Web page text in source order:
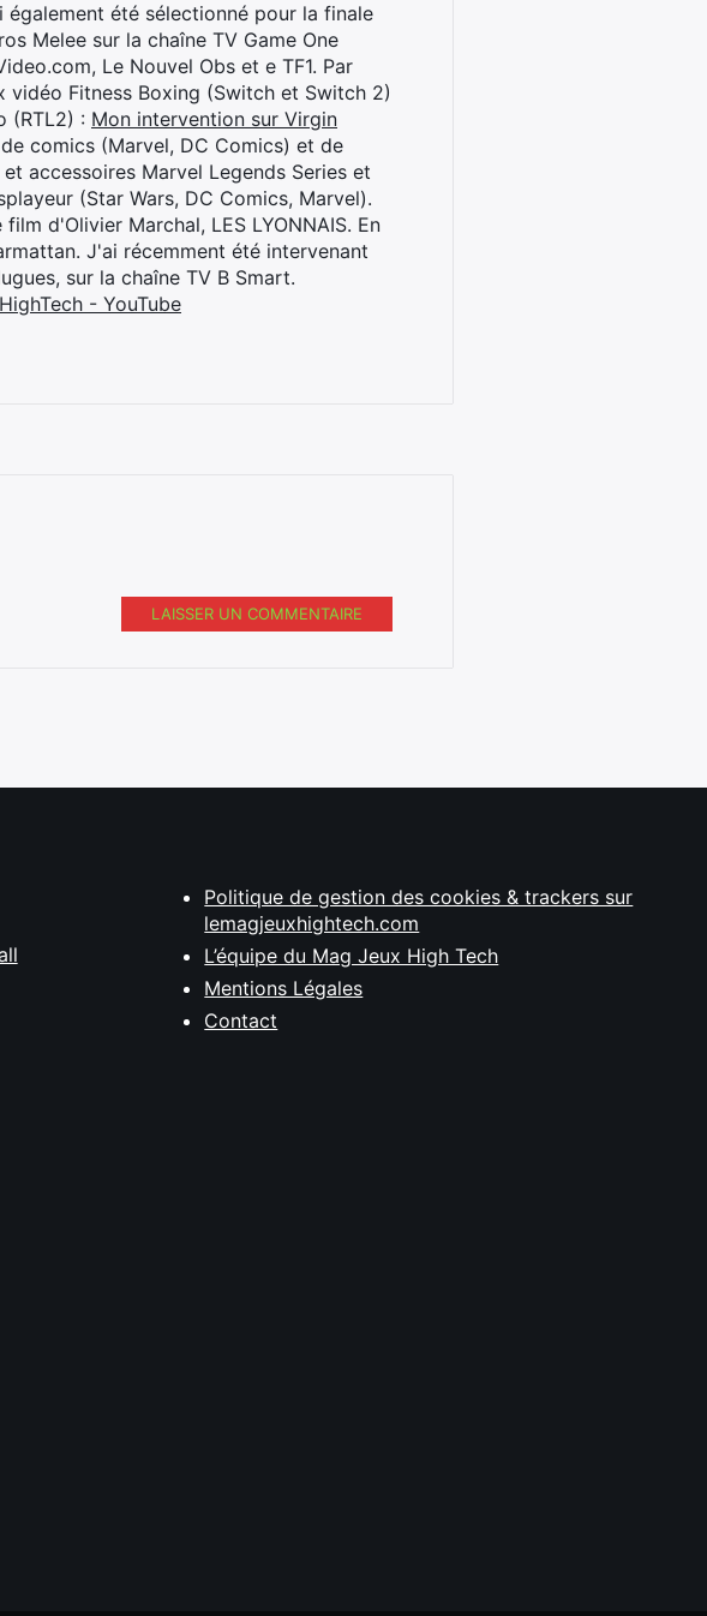
été sélectionné pour la finale
Melee sur la chaîne TV Game One
Le Nouvel Obs et e TF1. Par
Fitness Boxing (Switch et Switch 2)
(RTL2) : Mon intervention sur Virgin
comics (Marvel, DC Comics) et de
accessoires Marvel Legends Series et
(Star Wars, DC Comics, Marvel).
d'Olivier Marchal, LES LYONNAIS. En
J'ai récemment été intervenant
sur la chaîne TV B Smart.
- YouTube
LAISSER UN COMMENTAIRE
Politique de gestion des cookies & trackers sur
lemagjeuxhightech.com
L’équipe du Mag Jeux High Tech
Mentions Légales
Contact